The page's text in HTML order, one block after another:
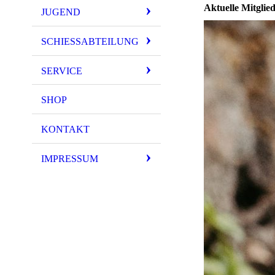
JUGEND
SCHIESSABTEILUNG
SERVICE
SHOP
KONTAKT
IMPRESSUM
Aktuelle